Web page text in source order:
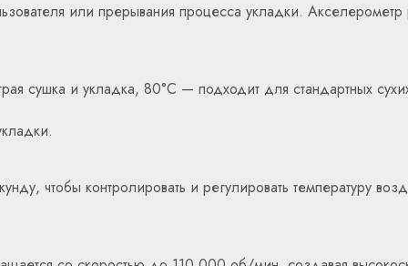
или прерывания процесса укладки.
сушка и укладка, 80°C — подходит для стандартных
чтобы контролировать и регулировать температуру